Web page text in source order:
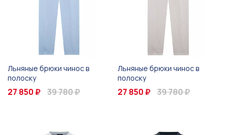
Льняные брюки чинос в
полоску
27 850 ₽ 39 780 ₽
Льняные брюки чинос в
полоску
27 850 ₽ 39 780 ₽